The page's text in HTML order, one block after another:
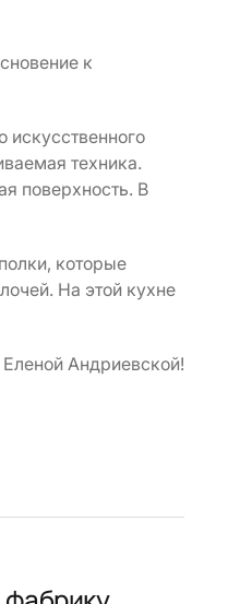
к
искусственного
техника.
поверхность. В
которые
На этой кухне
Андриевской!